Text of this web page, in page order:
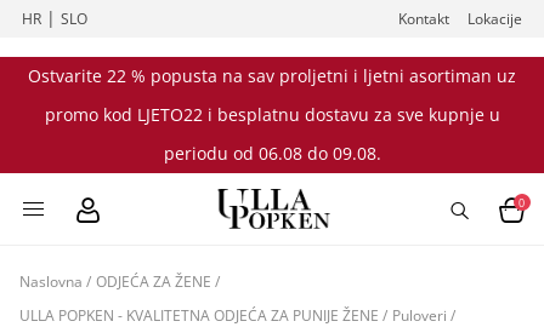
HR |SLO Kontakt Lokacije
Ostvarite 22 % popusta na sav proljetni i ljetni asortiman uz
promo kod LJETO22 i besplatnu dostavu za sve kupnje u
periodu od 06.08 do 09.08.
0
Naslovna / ODJEĆA ZA ŽENE /
ULLA POPKEN - KVALITETNA ODJEĆA ZA PUNIJE ŽENE / Puloveri /